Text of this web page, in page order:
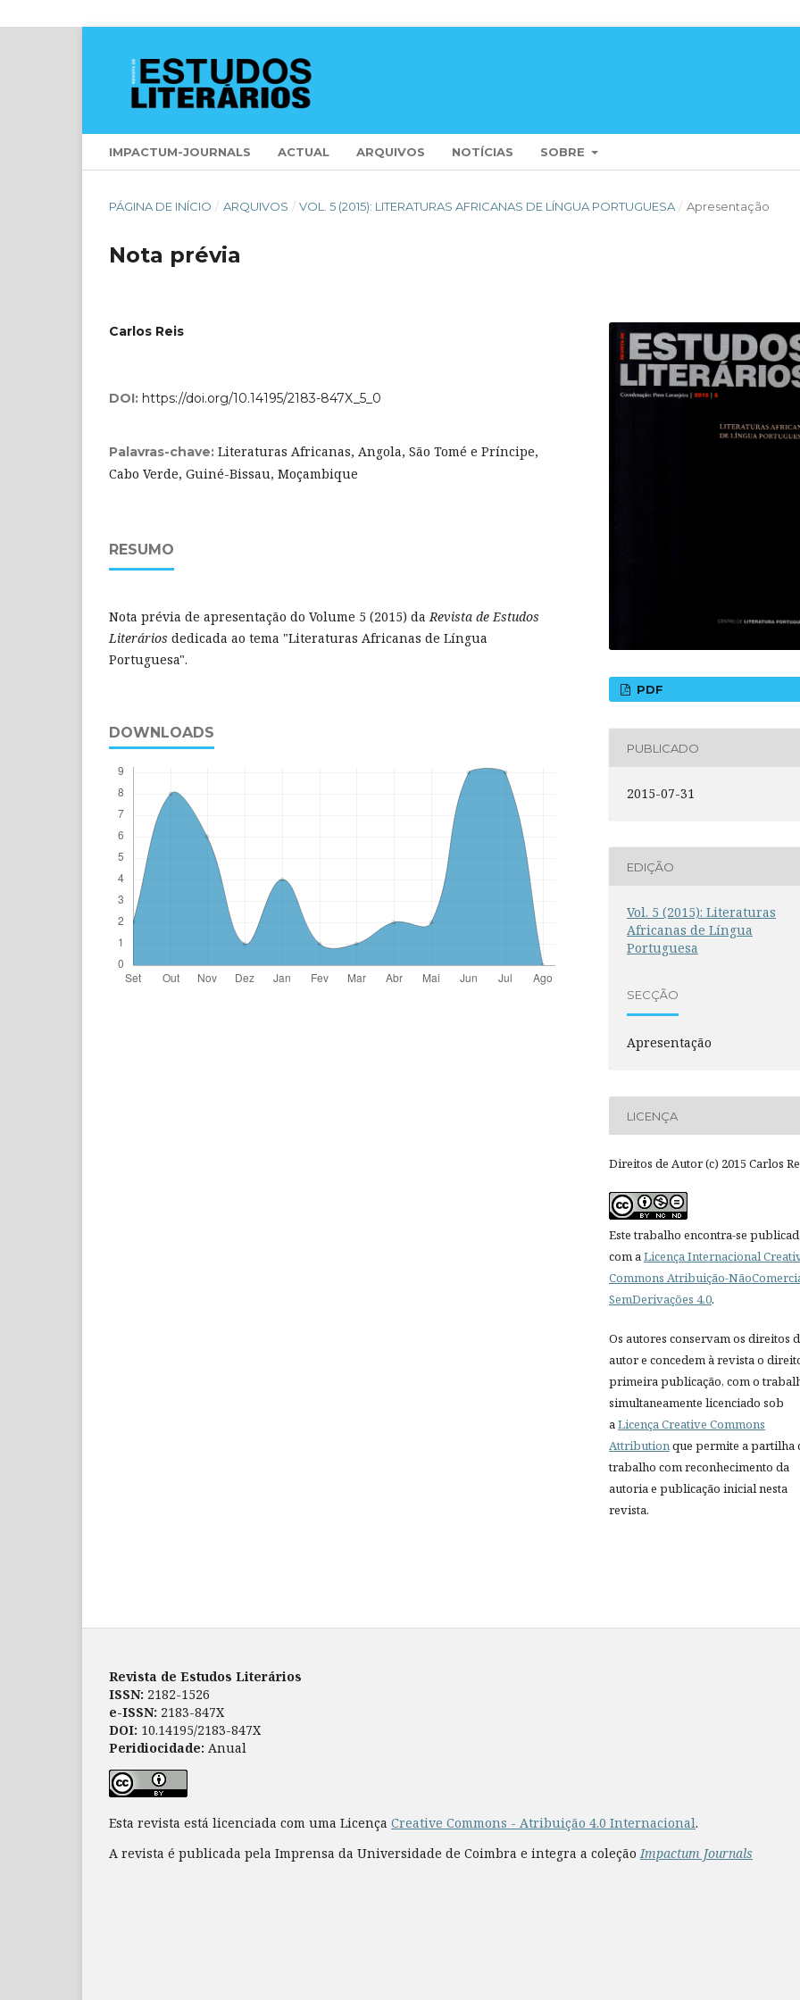
IMPACTUM-JOURNALS ACTUAL ARQUIVOS NOTÍCIAS SOBRE
PÁGINA DE INÍCIO / ARQUIVOS / VOL. 5 (2015): LITERATURAS AFRICANAS DE LÍNGUA PORTUGUESA / Apresentação
Nota prévia
Carlos Reis
DOI: https://doi.org/10.14195/2183-847X_5_0
Palavras-chave: Literaturas Africanas, Angola, São Tomé e Príncipe,
Cabo Verde, Guiné-Bissau, Moçambique
RESUMO
Nota prévia de apresentação do Volume 5 (2015) daRevista de Estudos
Literários dedicada ao tema "Literaturas Africanas de Língua
Portuguesa".
DOWNLOADS
PDF
PUBLICADO
2015-07-31
EDIÇÃO
Vol. 5 (2015): Literaturas
Africanas de Língua
Portuguesa
SECÇÃO
Apresentação
LICENÇA
Direitos de Autor (c) 2015 Carlos
Este trabalho encontra-se
com aLicença Internacional
Commons Atribuição-
SemDerivações 4.0.
Os autores conservam os direitos
autor e concedem à revista o
primeira publicação, com o
simultaneamente licenciado sob
aLicença Creative Commons
Attributionque permite a partilha
trabalho com reconhecimento da
autoria e publicação inicial nesta
revista.
Revista de Estudos Literários
ISSN: 2182-1526
e-ISSN: 2183-847X
DOI: 10.14195/2183-847X
Peridiocidade: Anual
Esta revista está licenciada com uma Licença Creative Commons - Atribuição 4.0 Internacional.
A revista é publicada pela Imprensa da Universidade de Coimbra e integra a coleçãoImpactum Journals